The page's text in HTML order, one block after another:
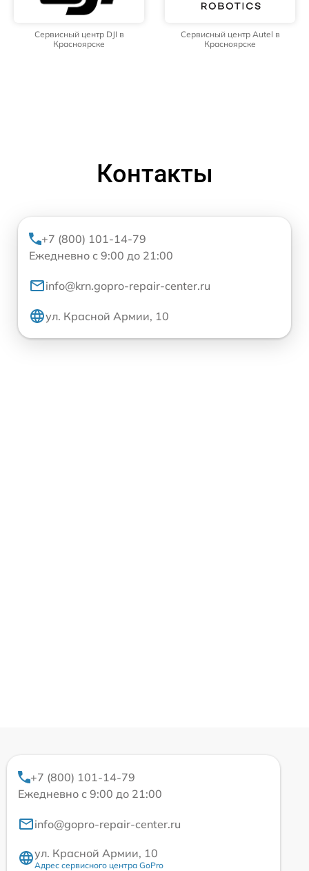
Сервисный центр DJI в
Красноярске
Сервисный центр Autel в
Красноярске
Контакты
+7 (800) 101-14-79
Ежедневно с 9:00 до 21:00
info@krn.gopro-repair-center.ru
ул. Красной Армии, 10
+7 (800) 101-14-79
Ежедневно с 9:00 до 21:00
info@gopro-repair-center.ru
ул. Красной Армии, 10
Адрес сервисного центра GoPro